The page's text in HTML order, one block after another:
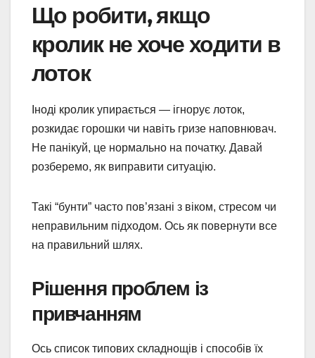
Що робити, якщо
кролик не хоче ходити в
лоток
Іноді кролик упирається — ігнорує лоток,
розкидає горошки чи навіть гризе наповнювач.
Не панікуй, це нормально на початку. Давай
розберемо, як виправити ситуацію.
Такі “бунти” часто пов’язані з віком, стресом чи
неправильним підходом. Ось як повернути все
на правильний шлях.
Рішення проблем із
привчанням
Ось список типових складнощів і способів їх